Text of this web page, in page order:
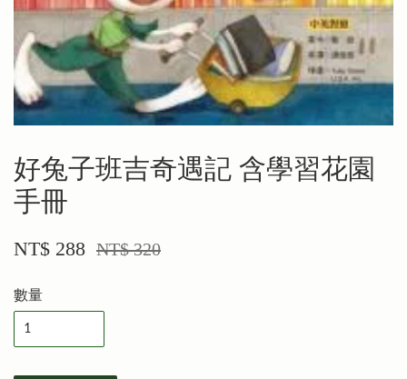
好兔子班吉奇遇記 含學習花園
手冊
NT$ 288 NT$ 320
數量